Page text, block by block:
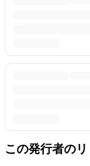
この発行者の